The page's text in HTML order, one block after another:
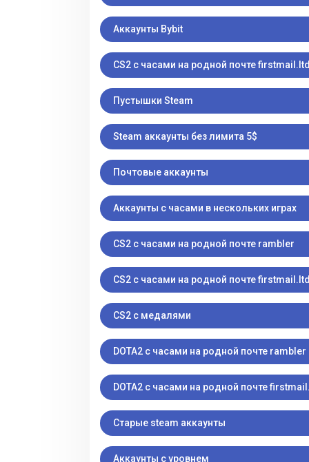
Аккаунты Bybit
CS2 с часами на родной почте
Пустышки Steam
Steam аккаунты без лимита 5$
Почтовые аккаунты
Аккаунты с часами в нескольких играх
CS2 с часами на родной почте rambler
CS2 с часами на родной почте
CS2 с медалями
DOTA2 с часами на родной почте rambler
DOTA2 с часами на родной почте
Старые steam аккаунты
Аккаунты с уровнем